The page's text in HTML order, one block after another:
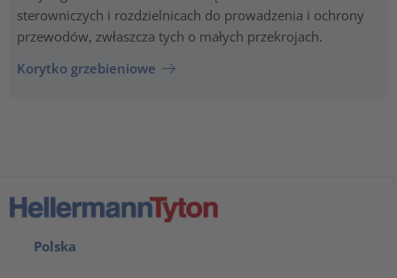
sterowniczych i rozdzielnicach do prowadzenia i ochrony
przewodów, zwłaszcza tych o małych przekrojach.
Korytko grzebieniowe
Polska